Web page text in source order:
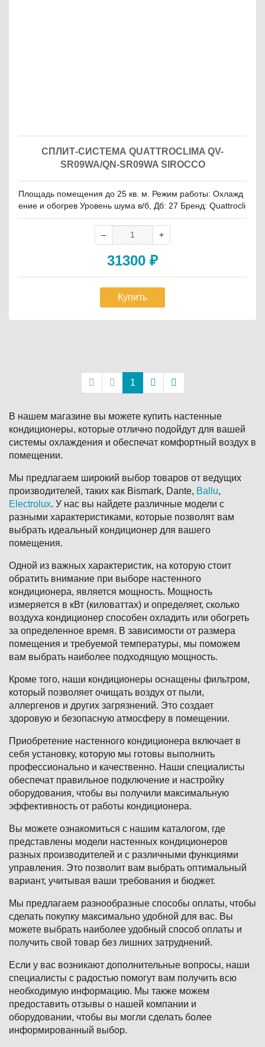
СПЛИТ-СИСТЕМА QUATTROCLIMA QV-
SR09WA/QN-SR09WA SIROCCO
Площадь помещения до 25 кв. м. Режим работы: Охлажд
ение и обогрев Уровень шума в/б, Дб: 27 Бренд: Quattrocli
ma
31300 ₽
Купить
1
В нашем магазине вы можете купить настенные
кондиционеры, которые отлично подойдут для вашей
системы охлаждения и обеспечат комфортный воздух в
помещении.
Мы предлагаем широкий выбор товаров от ведущих
производителей, таких как Bismark, Dante, Ballu,
Electrolux. У нас вы найдете различные модели с
разными характеристиками, которые позволят вам
выбрать идеальный кондиционер для вашего
помещения.
Одной из важных характеристик, на которую стоит
обратить внимание при выборе настенного
кондиционера, является мощность. Мощность
измеряется в кВт (киловаттах) и определяет, сколько
воздуха кондиционер способен охладить или обогреть
за определенное время. В зависимости от размера
помещения и требуемой температуры, мы поможем
вам выбрать наиболее подходящую мощность.
Кроме того, наши кондиционеры оснащены фильтром,
который позволяет очищать воздух от пыли,
аллергенов и других загрязнений. Это создает
здоровую и безопасную атмосферу в помещении.
Приобретение настенного кондиционера включает в
себя установку, которую мы готовы выполнить
профессионально и качественно. Наши специалисты
обеспечат правильное подключение и настройку
оборудования, чтобы вы получили максимальную
эффективность от работы кондиционера.
Вы можете ознакомиться с нашим каталогом, где
представлены модели настенных кондиционеров
разных производителей и с различными функциями
управления. Это позволит вам выбрать оптимальный
вариант, учитывая ваши требования и бюджет.
Мы предлагаем разнообразные способы оплаты, чтобы
сделать покупку максимально удобной для вас. Вы
можете выбрать наиболее удобный способ оплаты и
получить свой товар без лишних затруднений.
Если у вас возникают дополнительные вопросы, наши
специалисты с радостью помогут вам получить всю
необходимую информацию. Мы также можем
предоставить отзывы о нашей компании и
оборудовании, чтобы вы могли сделать более
информированный выбор.